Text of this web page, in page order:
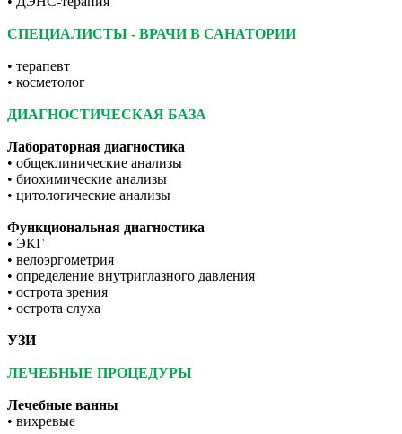
СПЕЦИАЛИСТЫ - ВРАЧИ В САНАТОРИИ
• терапевт
• косметолог
ДИАГНОСТИЧЕСКАЯ БАЗА
Лабораторная диагностика
• общеклинические анализы
• биохимические анализы
• цитологические анализы
Функциональная диагностика
• ЭКГ
• велоэргометрия
• определение внутриглазного давления
• острота зрения
• острота слуха
УЗИ
ЛЕЧЕБНЫЕ ПРОЦЕДУРЫ
Лечебные ванны
• вихревые